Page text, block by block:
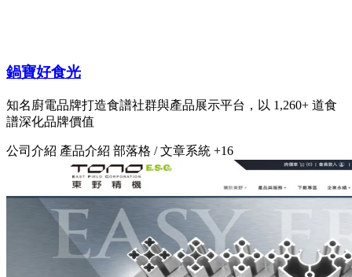
鍋寶好食光
知名廚電品牌打造食譜社群與產品展示平台，以 1,260+ 道食
譜深化品牌價值
公司介紹 產品介紹 部落格 / 文章系統 +16